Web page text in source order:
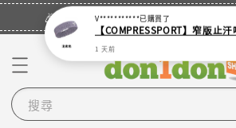
🎉登入會員・領取您的專屬折扣券！
搜尋
V***********已購買了
1 天前